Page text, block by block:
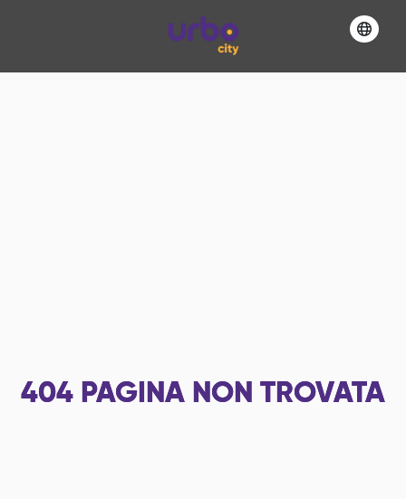
404 PAGINA NON TROVATA